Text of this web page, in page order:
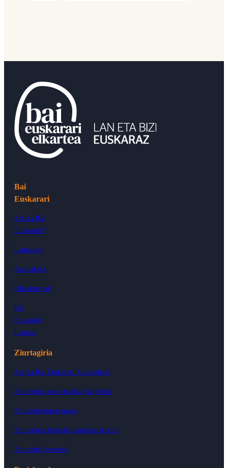
Bai
Euskarari
Zer da Bai
Euskarari?
Lantaldea
Antolaketa
Hitzarmenak
Bai
Euskarari
Laguna
Ziurtagiria
Zer da Bai Euskarari Ziurtagiria?
Ziurtagiria eskuratzeko irizpideak
Ziurtagiridunen mapa
Ziurtagiria lortzeko hamaika arrazoi
Ziurtagiri bereziak